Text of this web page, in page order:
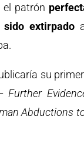
el patrón
sido extirpado
su
Further
Abductions